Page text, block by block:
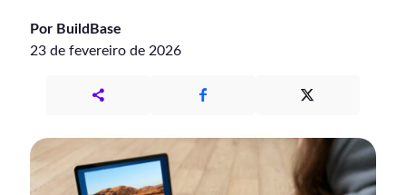
Por BuildBase
23 de fevereiro de 2026